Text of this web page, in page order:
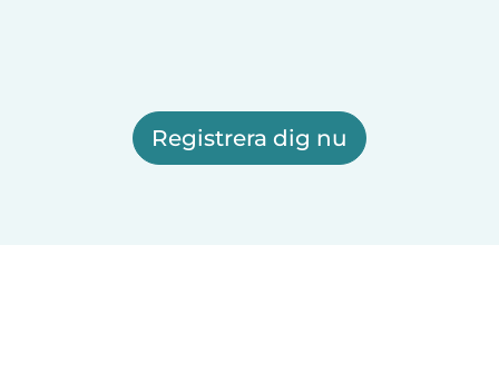
Registrera dig nu